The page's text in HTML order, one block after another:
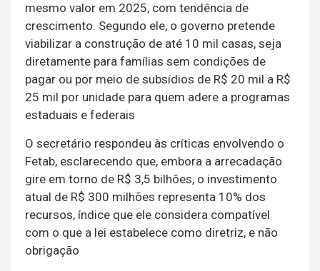
mesmo valor em 2025, com tendência de
crescimento. Segundo ele, o governo pretende
viabilizar a construção de até 10 mil casas, seja
diretamente para famílias sem condições de
pagar ou por meio de subsídios de R$ 20 mil a R$
25 mil por unidade para quem adere a programas
estaduais e federais
O secretário respondeu às críticas envolvendo o
Fetab, esclarecendo que, embora a arrecadação
gire em torno de R$ 3,5 bilhões, o investimento
atual de R$ 300 milhões representa 10% dos
recursos, índice que ele considera compatível
com o que a lei estabelece como diretriz, e não
obrigação